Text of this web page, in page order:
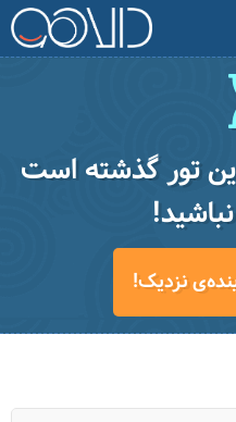
این تور گذشته است
نزدیک!